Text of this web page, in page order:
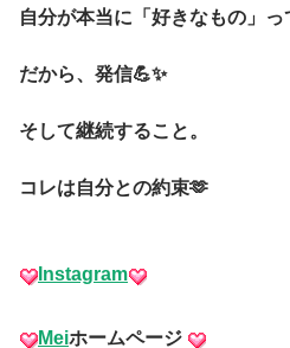
自分が本当に「好きなもの」っ
だから、発信💪✨
そして継続すること。
コレは自分との約束🫶
Instagram
Meiホームページ